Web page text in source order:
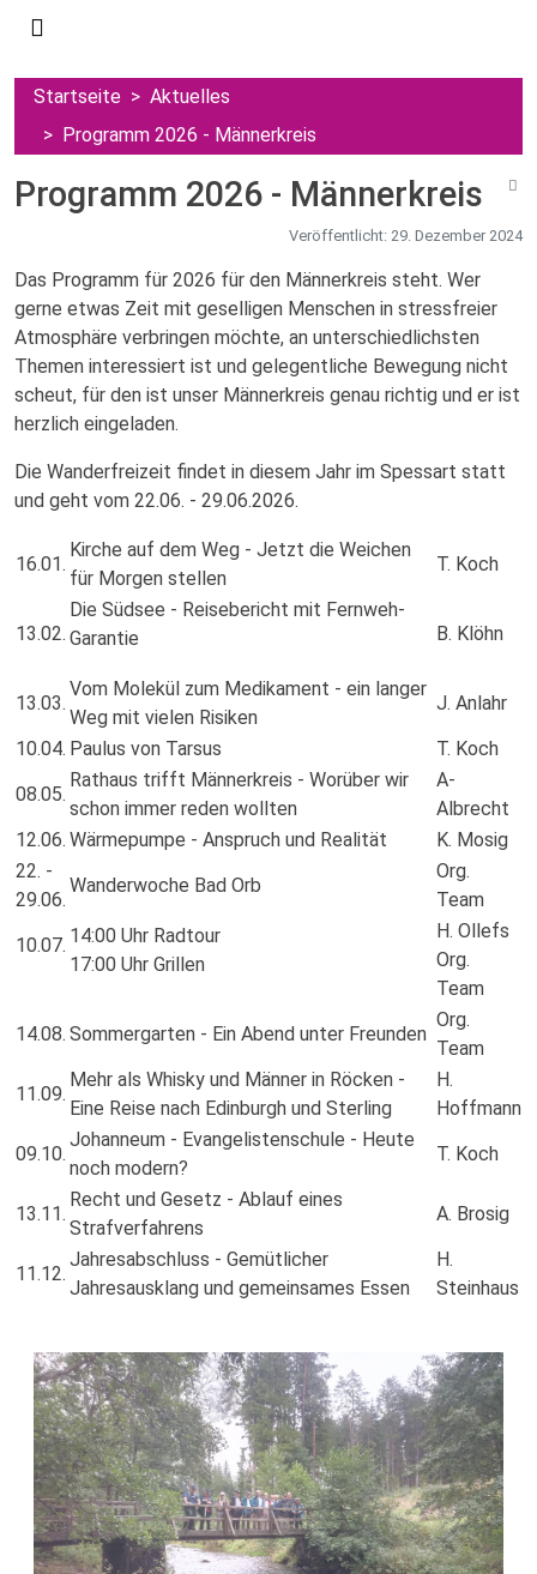
Startseite
Aktuelles
Programm 2026 - Männerkreis
Programm 2026 - Männerkreis
Veröffentlicht: 29. Dezember 2024
Das Programm für 2026 für den Männerkreis steht. Wer
gerne etwas Zeit mit geselligen Menschen in stressfreier
Atmosphäre verbringen möchte, an unterschiedlichsten
Themen interessiert ist und gelegentliche Bewegung nicht
scheut, für den ist unser Männerkreis genau richtig und er ist
herzlich eingeladen.
Die Wanderfreizeit findet in diesem Jahr im Spessart statt
und geht vom 22.06. - 29.06.2026.
16.01.
Kirche auf dem Weg - Jetzt die Weichen
für Morgen stellen
T. Koch
13.02.
Die Südsee - Reisebericht mit Fernweh-
Garantie
B. Klöhn
13.03.
Vom Molekül zum Medikament - ein langer
Weg mit vielen Risiken
J. Anlahr
10.04. Paulus von Tarsus
T. Koch
08.05.
Rathaus trifft Männerkreis - Worüber wir
schon immer reden wollten
A-
Albrecht
12.06. Wärmepumpe - Anspruch und Realität
K. Mosig
22. -
29.06.
Wanderwoche Bad Orb
Org.
Team
10.07. 14:00 Uhr Radtour
17:00 Uhr Grillen
H. Ollefs
Org.
Team
14.08. Sommergarten - Ein Abend unter Freunden
Org.
Team
11.09.
Mehr als Whisky und Männer in Röcken -
Eine Reise nach Edinburgh und Sterling
H.
Hoffmann
09.10.
Johanneum - Evangelistenschule - Heute
noch modern?
T. Koch
13.11.
Recht und Gesetz - Ablauf eines
Strafverfahrens
A. Brosig
11.12.
Jahresabschluss - Gemütlicher
Jahresausklang und gemeinsames Essen
H.
Steinhaus